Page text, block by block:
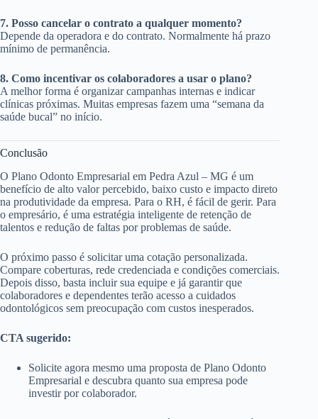
7. Posso cancelar o contrato a qualquer momento?
Depende da operadora e do contrato. Normalmente há prazo
mínimo de permanência.
8. Como incentivar os colaboradores a usar o plano?
A melhor forma é organizar campanhas internas e indicar
clínicas próximas. Muitas empresas fazem uma “semana da
saúde bucal” no início.
Conclusão
O Plano Odonto Empresarial em Pedra Azul – MG é um
benefício de alto valor percebido, baixo custo e impacto direto
na produtividade da empresa. Para o RH, é fácil de gerir. Para
o empresário, é uma estratégia inteligente de retenção de
talentos e redução de faltas por problemas de saúde.
O próximo passo é solicitar uma cotação personalizada.
Compare coberturas, rede credenciada e condições comerciais.
Depois disso, basta incluir sua equipe e já garantir que
colaboradores e dependentes terão acesso a cuidados
odontológicos sem preocupação com custos inesperados.
CTA sugerido:
Solicite agora mesmo uma proposta de Plano Odonto
Empresarial e descubra quanto sua empresa pode
investir por colaborador.